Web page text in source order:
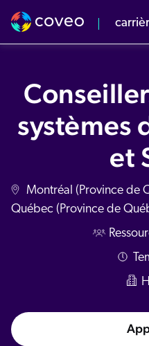
valeurs
à venir
Commerciale
systèmes
et
Montréal (Province de
Québec (Province de